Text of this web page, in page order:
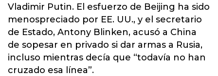
Vladimir Putin. El esfuerzo de Beijing ha sido
menospreciado por EE. UU., y el secretario
de Estado, Antony Blinken, acusó a China
de sopesar en privado si dar armas a Rusia,
incluso mientras decía que “todavía no han
cruzado esa línea”.